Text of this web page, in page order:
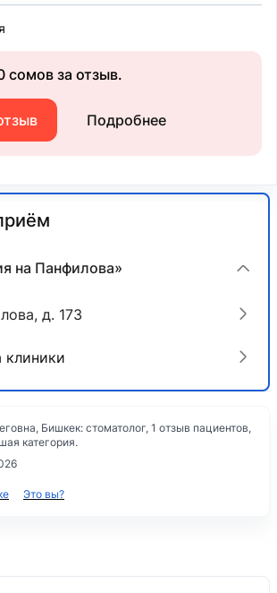
сомов за отзыв.
Подробнее
на Панфилова»
д. 173
клиники
Бишкек: стоматолог, 1 отзыв пациентов,
категория.
Это вы?